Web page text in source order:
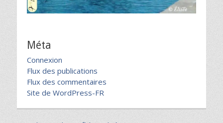
Méta
Connexion
Flux des publications
Flux des commentaires
Site de WordPress-FR